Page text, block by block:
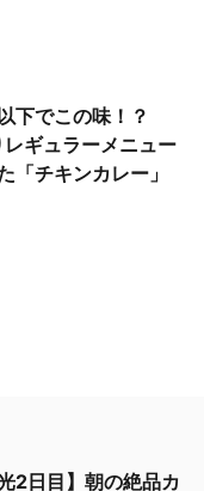
下でこの味！？
ギュラーメニュー
「チキンカレー」
2日目】朝の絶品カ